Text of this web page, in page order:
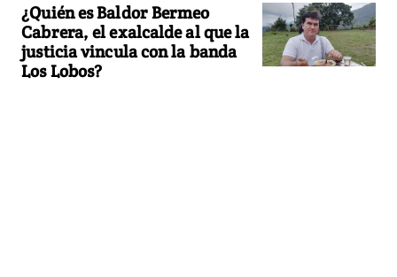
¿Quién es Baldor Bermeo
Cabrera, el exalcalde al que la
justicia vincula con la banda
Los Lobos?